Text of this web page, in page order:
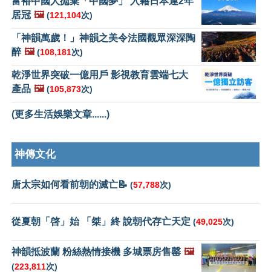
居冠 🖼️ (121,104次)
「神韻萬歲！」神韻之美令法國觀眾深深陶
醉 🖼️ (108,181次)
乾淨世界突破一億用戶 影視教育雲端七大
產品 🖼️ (105,873次)
(更多生活娛樂文章......)
神傳文化
唐太宗如何看前朝的滅亡📝 (57,788次)
從夏朝「啓」始 「桀」終 說朝代存亡天定 (49,025次)
神韻抵波蘭 粉絲熱情接機 多城票房售罄 🖼️
(223,811次)